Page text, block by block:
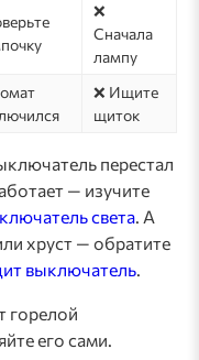
❌
Сначала
лампу
❌ Ищите
щиток
перестал
— изучите
света. А
хруст — обратите
выключатель.
горелой
его сами.